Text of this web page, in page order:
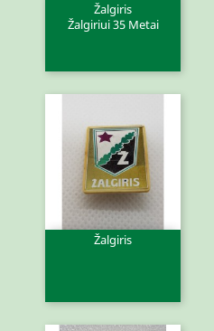
Žalgiris
Žalgiriui 35 Metai
Žalgiris